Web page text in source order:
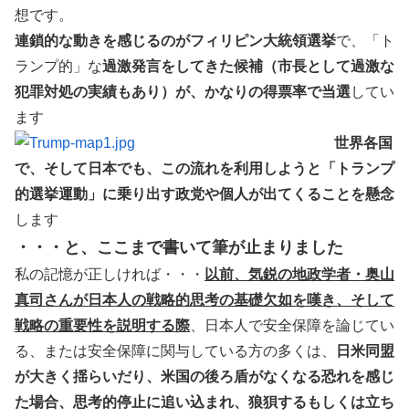
想です。
連鎖的な動きを感じるのがフィリピン大統領選挙で、「ト
ランプ的」な過激発言をしてきた候補（市長として過激な
犯罪対処の実績もあり）が、かなりの得票率で当選 してい
ます
世界各国
で、そして日本でも、この流れを利用しようと「トランプ
的選挙運動」に乗り出す政党や個人が出てくることを懸念
します
・・・と、ここまで書いて筆が止まりました
私の記憶が正しければ・・・ 以前、気鋭の地政学者・奥山
真司さんが日本人の戦略的思考の基礎欠如を嘆き、そして
戦略の重要性を説明する際 、日本人で安全保障を論じてい
る、または安全保障に関与している方の多くは、
日米同盟
が大きく揺らいだり、米国の後ろ盾がなくなる恐れを感じ
た場合、思考的停止に追い込まれ、狼狽するもしくは立ち